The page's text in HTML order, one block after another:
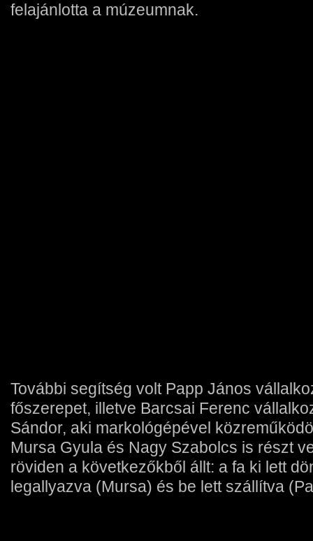
felajánlotta a múzeumnak.
További segítség volt Papp János
főszerepet, illetve Barcsai Ferenc
Sándor, aki markológépével
Mursa Gyula és Nagy Szabolcs is részt
röviden a következőkből állt: a fa ki lett
legallyazva (Mursa) és be lett szállítva